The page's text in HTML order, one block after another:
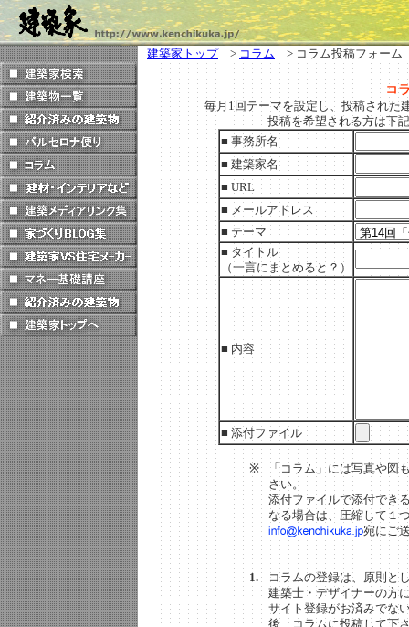
建築家トップ> コラム > コラム投稿フォーム
毎月1回テーマを設定し、投稿された
投稿を希望される方は下
■ 事務所名
■ 建築家名
■ URL
■ メールアドレス
■ テーマ
■ タイトル
（一言にまとめると？）
■ 内容
■ 添付ファイル
※
「コラム」には写真や図
さい。
添付ファイルで添付でき
なる場合は、圧縮して１
宛にご
1.
コラムの登録は、原則と
建築士・デザイナーの方
サイト登録がお済みでな
後、コラムに投稿して下